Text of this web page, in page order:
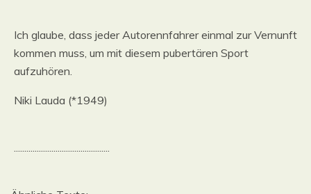
Ich glaube, dass jeder Autorennfahrer einmal zur Vernunft
kommen muss, um mit diesem pubertären Sport
aufzuhören.
Niki Lauda (*1949)
..............................................